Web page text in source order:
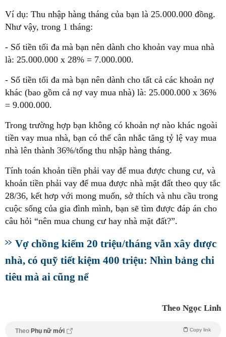
Ví dụ: Thu nhập hàng tháng của bạn là 25.000.000 đồng.
Như vậy, trong 1 tháng:
- Số tiền tối đa mà bạn nên dành cho khoản vay mua nhà
là: 25.000.000 x 28% = 7.000.000.
- Số tiền tối đa mà bạn nên dành cho tất cả các khoản nợ
khác (bao gồm cả nợ vay mua nhà) là: 25.000.000 x 36%
= 9.000.000.
Trong trường hợp bạn không có khoản nợ nào khác ngoài
tiền vay mua nhà, bạn có thể cân nhắc tăng tỷ lệ vay mua
nhà lên thành 36%/tổng thu nhập hàng tháng.
Tính toán khoản tiền phải vay để mua được chung cư, và
khoản tiền phải vay để mua được nhà mặt đất theo quy tắc
28/36, kết hơp với mong muốn, sở thích và nhu cầu trong
cuộc sống của gia đình mình, bạn sẽ tìm được đáp án cho
câu hỏi “nên mua chung cư hay nhà mặt đất?”.
Vợ chồng kiếm 20 triệu/tháng vẫn xây được
nhà, có quỹ tiết kiệm 400 triệu: Nhìn bảng chi
tiêu mà ai cũng nể
Theo Ngọc Linh
Theo Phụ nữ mới Copy link